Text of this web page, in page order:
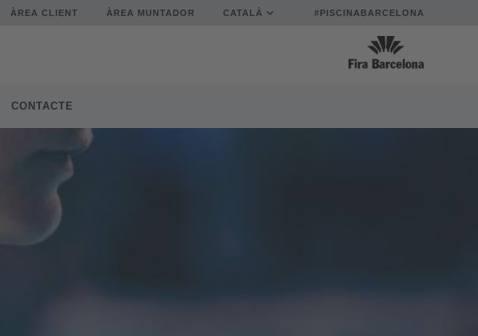
ÀREA CLIENT ÀREA MUNTADOR CATALÀ #PISCINABARCELONA
CONTACTE